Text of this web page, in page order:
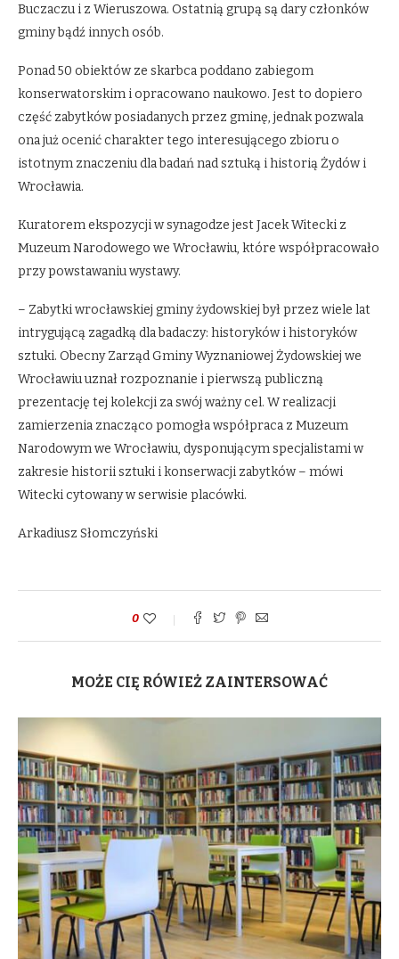
Buczaczu i z Wieruszowa. Ostatnią grupą są dary członków
gminy bądź innych osób.
Ponad 50 obiektów ze skarbca poddano zabiegom
konserwatorskim i opracowano naukowo. Jest to dopiero
część zabytków posiadanych przez gminę, jednak pozwala
ona już ocenić charakter tego interesującego zbioru o
istotnym znaczeniu dla badań nad sztuką i historią Żydów i
Wrocławia.
Kuratorem ekspozycji w synagodze jest Jacek Witecki z
Muzeum Narodowego we Wrocławiu, które współpracowało
przy powstawaniu wystawy.
– Zabytki wrocławskiej gminy żydowskiej był przez wiele lat
intrygującą zagadką dla badaczy: historyków i historyków
sztuki. Obecny Zarząd Gminy Wyznaniowej Żydowskiej we
Wrocławiu uznał rozpoznanie i pierwszą publiczną
prezentację tej kolekcji za swój ważny cel. W realizacji
zamierzenia znacząco pomogła współpraca z Muzeum
Narodowym we Wrocławiu, dysponującym specjalistami w
zakresie historii sztuki i konserwacji zabytków – mówi
Witecki cytowany w serwisie placówki.
Arkadiusz Słomczyński
0
MOŻE CIĘ RÓWIEŻ ZAINTERSOWAĆ